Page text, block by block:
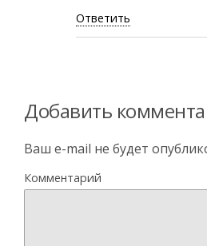
Ответить
Добавить
Ваш e-mail не будет
Комментарий